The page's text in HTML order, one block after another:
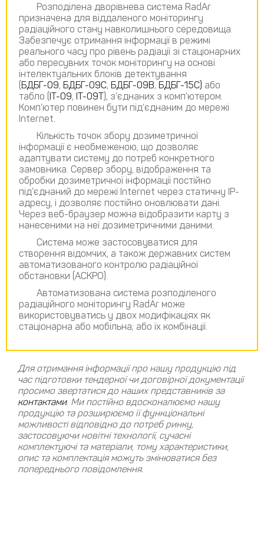
Розподілена дворівнева система RadAr
призначена для віддаленого моніторингу
радіаційного стану навколишнього середовища.
Забезпечує отримання інформації в режимі
реального часу про рівень радіації зі стаціонарних
або пересувних точок моніторингу на основі
інтелектуальних блоків детектування
(БДБГ-09, БДБГ-09С, БДБГ-09В, БДБГ-15С) або
табло (ІТ-09, ІТ-09Т), з’єднаних з комп’ютером.
Комп’ютер повинен бути під’єднаним до мережі
Internet.
Кількість точок збору дозиметричної
інформації є необмеженою, що дозволяє
адаптувати систему до потреб конкретного
замовника. Сервер збору, відображення та
обробки дозиметричної інформації постійно
під’єднаний до мережі Internet через статичну ІР-
адресу, і дозволяє постійно оновлювати дані.
Через веб-браузер можна відобразити карту з
нанесеними на неї дозиметричними даними.
Система може застосовуватися для
створення відомчих, а також державних систем
автоматизованого контролю радіаційної
обстановки (АСКРО).
Автоматизована система розподіленого
радіаційного моніторингу RadAr може
використовуватись у двох модифікаціях як
стаціонарна або мобільна; або їх комбінації.
Для отримання інформації про нашу продукцію під
час підготовки тендерної чи договірної документації
просимо звертатися до наших представників за
контактами. Ми постійно вдосконалюємо нашу
продукцію та розширюємо її функціональні
можливості відповідно до потреб ринку,
застосовуючи новітні технології, сучасні
комплектуючі та матеріали, тому характеристики,
опис та комплектація можуть змінюватися без
попереднього повідомлення.